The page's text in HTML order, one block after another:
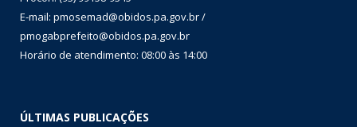
E-mail: pmosemad@obidos.pa.gov.br /
pmogabprefeito@obidos.pa.gov.br
Horário de atendimento: 08:00 às 14:00
ÚLTIMAS PUBLICAÇÕES